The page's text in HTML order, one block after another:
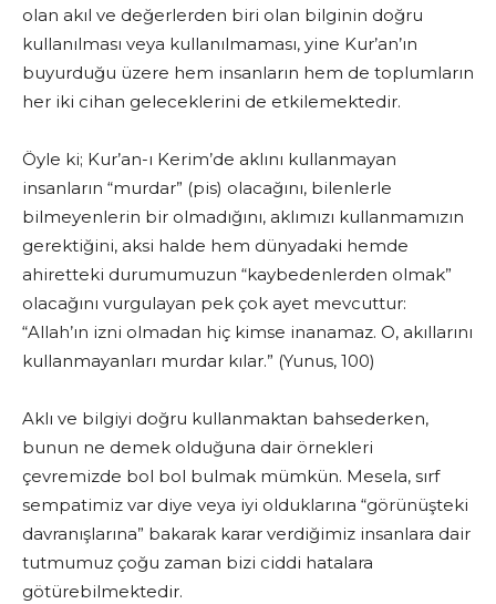
olan akıl ve değerlerden biri olan bilginin doğru
kullanılması veya kullanılmaması, yine Kur’an’ın
buyurduğu üzere hem insanların hem de toplumların
her iki cihan geleceklerini de etkilemektedir.
Öyle ki; Kur’an-ı Kerim’de aklını kullanmayan
insanların “murdar” (pis) olacağını, bilenlerle
bilmeyenlerin bir olmadığını, aklımızı kullanmamızın
gerektiğini, aksi halde hem dünyadaki hemde
ahiretteki durumumuzun “kaybedenlerden olmak”
olacağını vurgulayan pek çok ayet mevcuttur:
“Allah’ın izni olmadan hiç kimse inanamaz. O, akıllarını
kullanmayanları murdar kılar.” (Yunus, 100)
Aklı ve bilgiyi doğru kullanmaktan bahsederken,
bunun ne demek olduğuna dair örnekleri
çevremizde bol bol bulmak mümkün. Mesela, sırf
sempatimiz var diye veya iyi olduklarına “görünüşteki
davranışlarına” bakarak karar verdiğimiz insanlara dair
tutmumuz çoğu zaman bizi ciddi hatalara
götürebilmektedir.